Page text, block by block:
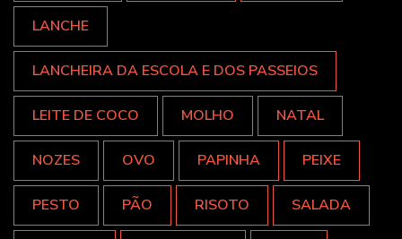
LANCHE
LANCHEIRA DA ESCOLA E DOS PASSEIOS
LEITE DE COCO MOLHO NATAL
NOZES OVO PAPINHA PEIXE
PESTO PÃO RISOTO SALADA